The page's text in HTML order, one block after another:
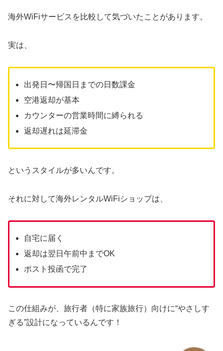
海外WiFiサービスを比較して気づいたことがあります。
実は、
出発日〜帰国日までの日数課金
空港返却が基本
カウンターの営業時間に縛られる
返却遅れは延滞金
というスタイルが多いんです。
それに対して海外レンタルWiFiショップは、
自宅に届く
返却は翌日午前中までOK
ポスト投函で完了
この仕組みが、旅行者（特に家族旅行）向けに“やさしす
ぎる”設計になっているんです！